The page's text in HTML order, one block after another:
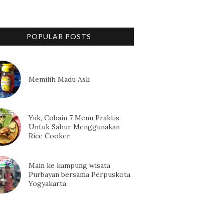
POPULAR POSTS
Memilih Madu Asli
Yuk, Cobain 7 Menu Praktis
Untuk Sahur Menggunakan
Rice Cooker
Main ke kampung wisata
Purbayan bersama Perpuskota
Yogyakarta